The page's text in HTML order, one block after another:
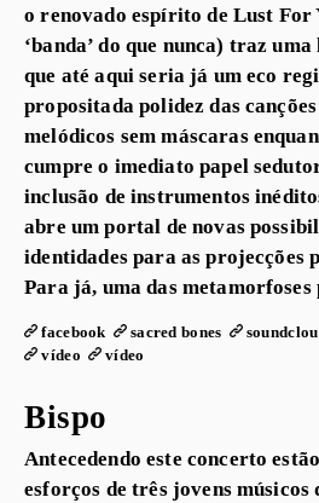
o renovado espírito de Lust For
‘banda’ do que nunca) traz
que até aqui seria já um eco
propositada polidez das
melódicos sem máscaras
cumpre o imediato papel
inclusão de instrumentos
abre um portal de novas
identidades para as projecções
Para já, uma das metamorfoses
facebook sacred bones
vídeo
vídeo
Bispo
Antecedendo este concerto
esforços de três jovens músicos